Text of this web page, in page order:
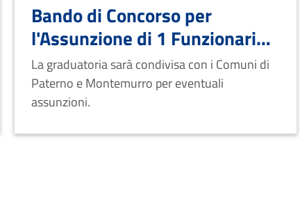
Bando di Concorso per
l'Assunzione di 1 Funzionario
Tecnico a Tempo
Indeterminato - Comune di
Moliterno
La graduatoria sarà condivisa con i Comuni di
Paterno e Montemurro per eventuali
assunzioni.